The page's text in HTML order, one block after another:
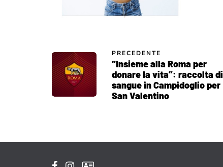
PRECEDENTE
“Insieme alla Roma per
donare la vita”: raccolta di
sangue in Campidoglio per
San Valentino